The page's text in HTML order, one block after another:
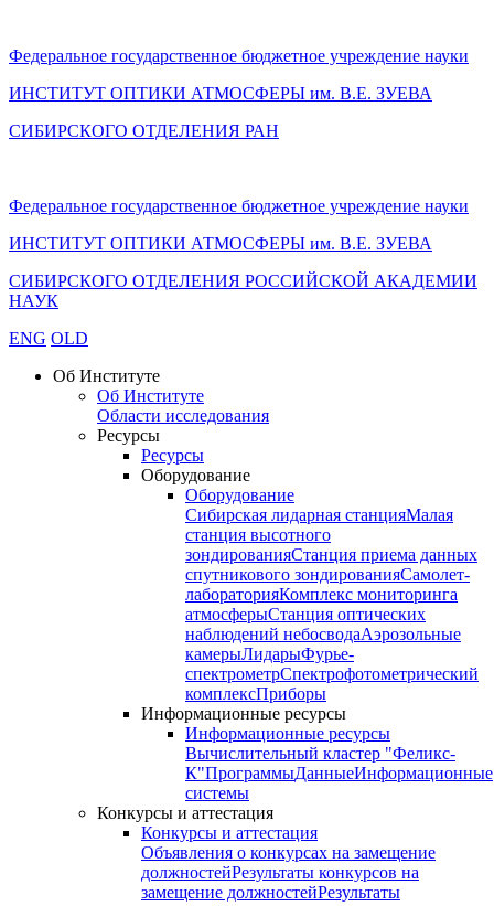
Федеральное государственное бюджетное учреждение науки
ИНСТИТУТ ОПТИКИ АТМОСФЕРЫ им. В.Е. ЗУЕВА
СИБИРСКОГО ОТДЕЛЕНИЯ РАН
Федеральное государственное бюджетное учреждение науки
ИНСТИТУТ ОПТИКИ АТМОСФЕРЫ им. В.Е. ЗУЕВА
СИБИРСКОГО ОТДЕЛЕНИЯ РОССИЙСКОЙ АКАДЕМИИ
НАУК
ENG OLD
Об Институте
Об Институте
Области исследования
Ресурсы
Ресурсы
Оборудование
Оборудование
Сибирская лидарная станцияМалая
станция высотного
зондированияСтанция приема данных
спутникового зондированияСамолет-
лабораторияКомплекс мониторинга
атмосферыСтанция оптических
наблюдений небосводаАэрозольные
камерыЛидарыФурье-
спектрометрСпектрофотометрический
комплексПриборы
Информационные ресурсы
Информационные ресурсы
Вычислительный кластер "Феликс-
К"ПрограммыДанныеИнформационные
системы
Конкурсы и аттестация
Конкурсы и аттестация
Объявления о конкурсах на замещение
должностейРезультаты конкурсов на
замещение должностейРезультаты